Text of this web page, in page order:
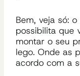
Bem, veja só:
possibilita que
montar o seu
lego. Onde as
acordo com a